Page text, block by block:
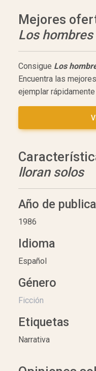
Mejores
Los
Consigue Los
Encuentra las
ejemplar rápidamente
lloran solos
Año de
1986
Idioma
Español
Género
Ficción
Etiquetas
Narrativa